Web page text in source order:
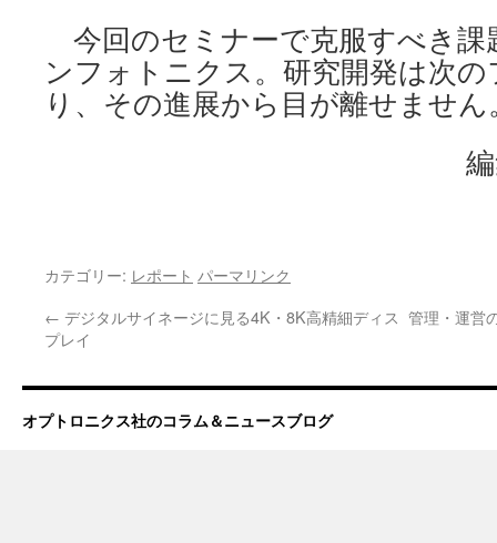
今回のセミナーで克服すべき課
ンフォトニクス。研究開発は次
り、その進展から目が離せません
カテゴリー: レポート パーマリンク
← デジタルサイネージに見る4K・8K高精細ディス
プレイ
管理・運営
オプトロニクス社のコラム＆ニュースブログ